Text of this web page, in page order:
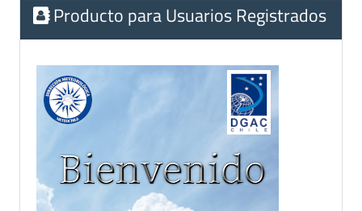
Producto para Usuarios Registrados